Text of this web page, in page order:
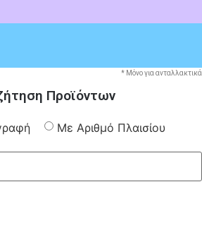
* Μόνο για ανταλλακτικά
Προϊόντων
Με Αριθμό Πλαισίου